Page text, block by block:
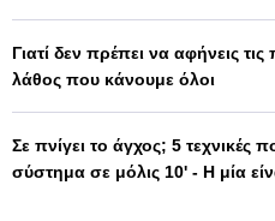
Γιατί δεν πρέπει να αφήνεις
λάθος που κάνουμε όλοι
Σε πνίγει το άγχος; 5 τεχνικές
σύστημα σε μόλις 10' - Η μία